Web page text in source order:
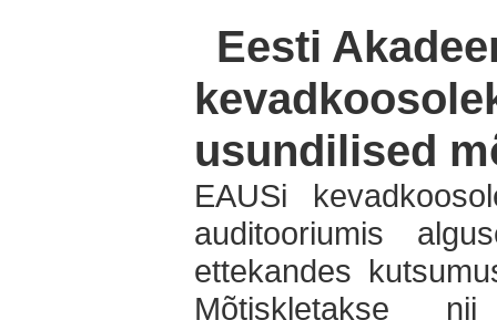
Eesti
usundilised
EAUSi
auditooriumis
ettekandes
Mõtiskletakse